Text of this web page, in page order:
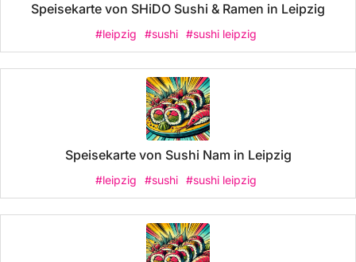
Speisekarte von SHiDO Sushi & Ramen in Leipzig
#leipzig #sushi #sushi leipzig
Speisekarte von Sushi Nam in Leipzig
#leipzig #sushi #sushi leipzig